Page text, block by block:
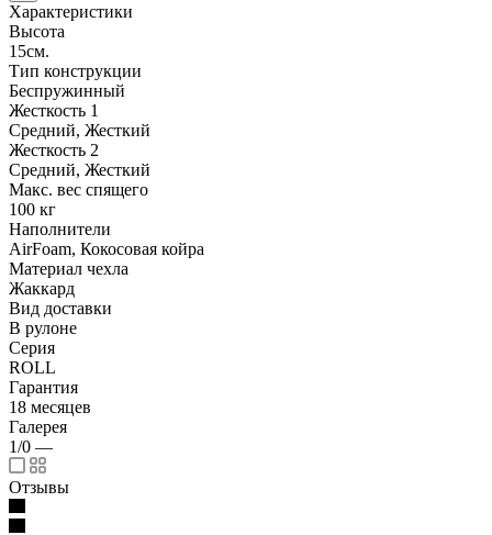
Характеристики
Высота
15см.
Тип конструкции
Беспружинный
Жесткость 1
Средний, Жесткий
Жесткость 2
Средний, Жесткий
Макс. вес спящего
100 кг
Наполнители
AirFoam, Кокосовая койра
Материал чехла
Жаккард
Вид доставки
В рулоне
Серия
ROLL
Гарантия
18 месяцев
Галерея
1/0 —
Отзывы